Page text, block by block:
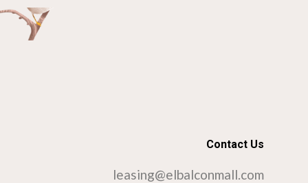
Contact Us
leasing@elbalconmall.com